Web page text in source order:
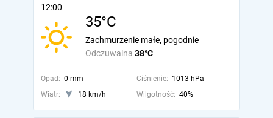
12:00
35°C
Odczuwalna 38°C
Zachmurzenie małe, pogodnie
Opad: 0 mm Ciśnienie: 1013 hPa
Wiatr:
18 km/h Wilgotność: 40%